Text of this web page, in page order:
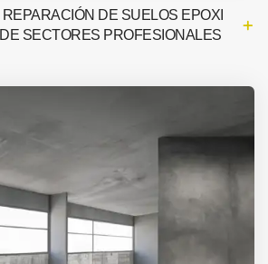
REPARACIÓN DE SUELOS EPOXI
SECTORES PROFESIONALES